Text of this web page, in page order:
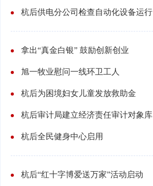
杭后供电分公司检查自动化设备运行
拿出“真金白银” 鼓励创新创业
旭一牧业慰问一线环卫工人
杭后为困境妇女儿童发放救助金
杭后审计局建立经济责任审计对象库
杭后全民健身中心启用
杭后“红十字博爱送万家”活动启动